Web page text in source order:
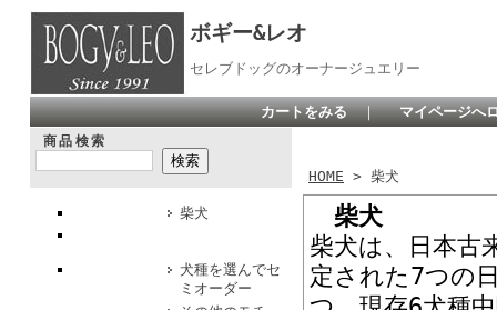
ボギー&レオ
セレブドッグのオーナージュエリー
カートをみる ｜ マイページへ
商品検索
柴犬
犬種を選んでセ
ミオーダー
HOME > 柴犬
柴犬
柴犬は、日本古
定された7つの